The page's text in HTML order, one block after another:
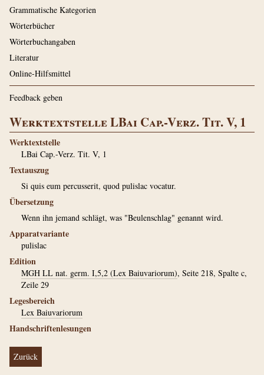
Grammatische Kategorien
Wörterbücher
Wörterbuchangaben
Literatur
Online-Hilfsmittel
Feedback geben
Werktextstelle LBai Cap.-Verz. Tit. V, 1
Werktextstelle
LBai Cap.-Verz. Tit. V, 1
Textauszug
Si quis eum percusserit, quod pulislac vocatur.
Übersetzung
Wenn ihn jemand schlägt, was "Beulenschlag" genannt wird.
Apparatvariante
pulislac
Edition
MGH LL nat. germ. I,5,2 (Lex Baiuvariorum), Seite 218, Spalte c,
Zeile 29
Legesbereich
Lex Baiuvariorum
Handschriftenlesungen
Zurück